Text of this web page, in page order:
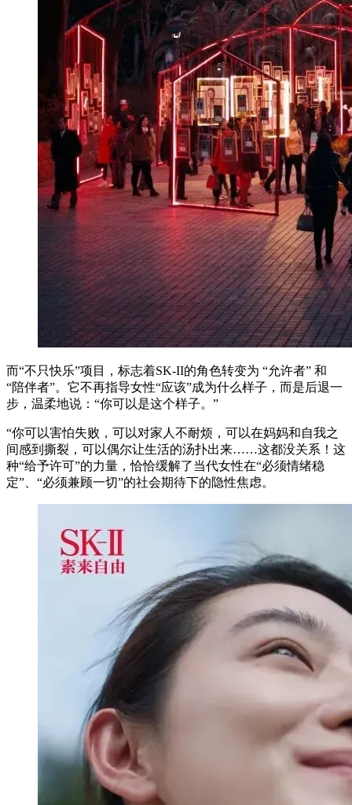
而“不只快乐”项目，标志着SK-II的角色转变为 “允许者” 和
“陪伴者”。它不再指导女性“应该”成为什么样子，而是后退一
步，温柔地说：“你可以是这个样子。”
“你可以害怕失败，可以对家人不耐烦，可以在妈妈和自我之
间感到撕裂，可以偶尔让生活的汤扑出来……这都没关系！这
种“给予许可”的力量，恰恰缓解了当代女性在“必须情绪稳
定”、“必须兼顾一切”的社会期待下的隐性焦虑。